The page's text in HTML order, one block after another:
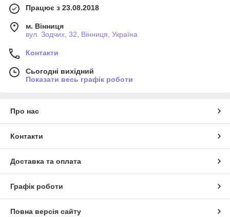
Працює з 23.08.2018
м. Вінниця
вул. Зодчих, 32, Вінниця, Україна
Контакти
Сьогодні вихідний
Показати весь графік роботи
Про нас
Контакти
Доставка та оплата
Графік роботи
Повна версія сайту